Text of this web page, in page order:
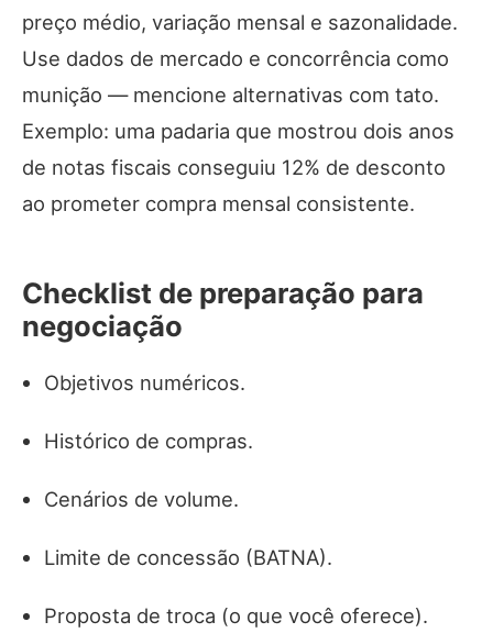
preço médio, variação mensal e sazonalidade.
Use dados de mercado e concorrência como
munição — mencione alternativas com tato.
Exemplo: uma padaria que mostrou dois anos
de notas fiscais conseguiu 12% de desconto
ao prometer compra mensal consistente.
Checklist de preparação para
negociação
Objetivos numéricos.
Histórico de compras.
Cenários de volume.
Limite de concessão (BATNA).
Proposta de troca (o que você oferece).